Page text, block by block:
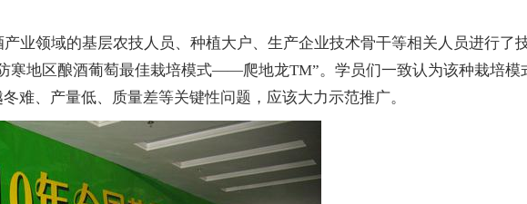
领域的基层农技人员、种植大户、生产企业技术骨干等相关人员进行了
寒地区酿酒葡萄最佳栽培模式——爬地龙TM”。学员们一致认为该种栽培模
难、产量低、质量差等关键性问题，应该大力示范推广。